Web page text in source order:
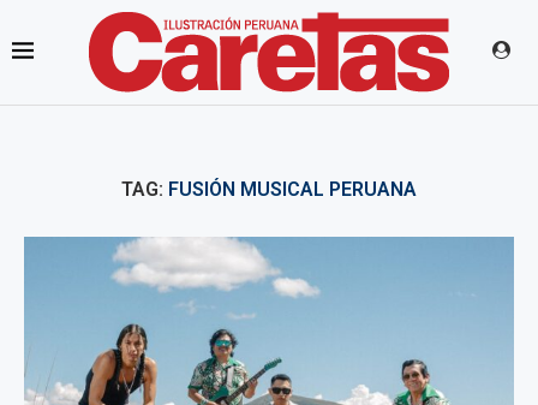
TAG: FUSIÓN MUSICAL PERUANA